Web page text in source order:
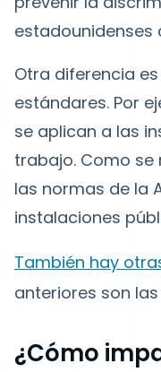
estadounidenses
Otra diferencia
estándares. Por
se aplican a las
trabajo. Como
las normas de la
instalaciones
También hay
anteriores son
¿Cómo